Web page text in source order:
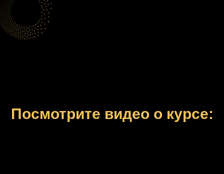
Посмотрите видео о курсе: